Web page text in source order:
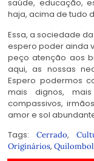
saúde, educação,
haja, acima de tudo
Essa, a sociedade
espero poder ainda
peço atenção aos
aqui, as nossas
Espero podermos
mais dignos,
compassivos,
amor e sol
Tags: Cerrado,
Originários,